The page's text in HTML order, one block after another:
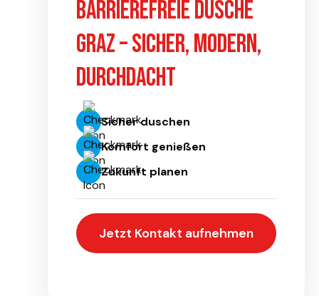
Barrierefreie Dusche
Graz – sicher, modern,
durchdacht
Sicher duschen
Komfort genießen
Zukunft planen
Jetzt Kontakt aufnehmen
Unverbindliches Angebot